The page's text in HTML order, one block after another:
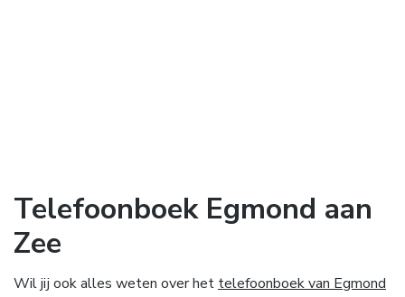
Telefoonboek Egmond aan
Zee
Wil jij ook alles weten over het telefoonboek van Egmond